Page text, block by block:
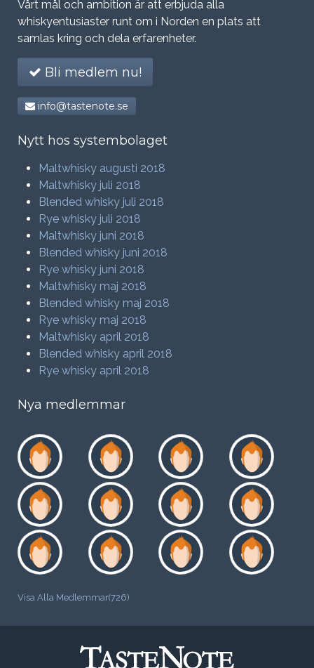
Vårt mål och ambition är att erbjuda alla
whiskyentusiaster runt om i Norden en plats att
samlas kring och dela erfarenheter.
Bli medlem nu!
info@tastenote.se
Nytt hos systembolaget
Maltwhisky augusti 2018
Maltwhisky juli 2018
Blended whisky juli 2018
Rye whisky juli 2018
Maltwhisky juni 2018
Blended whisky juni 2018
Rye whisky juni 2018
Maltwhisky maj 2018
Blended whisky maj 2018
Rye whisky maj 2018
Maltwhisky april 2018
Blended whisky april 2018
Rye whisky april 2018
Nya medlemmar
Visa Alla Medlemmar(726)